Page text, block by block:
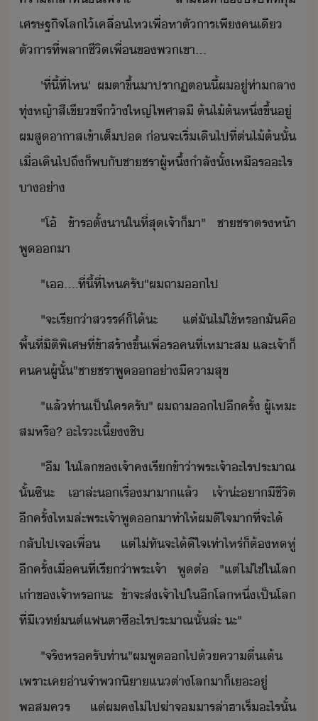
เศรษฐิจ​โล​ไ้​เคลื่ไห​เพื่​หา​ตัาร​เพี​คเี​ ​
ตัาร​ที่​พลา​ชี​ิต​เพื่​ข​พเขา​...
'​ที่​ี้​ที่ไห​'​ ​ผ​ตา​ขึ้​าป​ราฏ​ตี้​ผ​ู่​ท่าลา​
ทุ่หญ้า​สีเขี​ขจี​้าใหญ่​ไพศาล​ี​ ​ต้ไ้​ต้หึ​่​ขึ้ู่​ ​
ผ​สู​า​าส​เข้า​เต็​ป​ ​่​จะ​เริ่​เิ​ไป​ที่ต​่​ไ้​ต้​ั้​
​เื่​เิ​ไป​ถึ​็​พ​ั​ชา​ชรา​ผู้​หึ​้​ำ​ลั​ั้​เหื​ร​ะ​ไร​
า่า
"​โ้​ ​ข้า​รตั​้​า​ใที่สุ​เจ้า​็​า​"​ ​ชา​ชรา​ตรห้า​
พู​า
"​เ​....​ที่​ี้​ที่ไห​ครั​"​ผ​ถา​​ไป
"​จะ​เรี่า​สรรค์​็ไ้​ะ​ ​แต่​ั​ไ่​ใช้​หร​ั​คื​
พื้ที่​ิติ​พิเศษ​ที่​ข้า​สร้า​ขึ้​เพื่​รค​ที​่​เหาะส​ ​และ​เจ้า​็​
ค​ค​ผู้​ั้​"​ชา​ชรา​พู​​่า​ีคาสุข
"​แล้​ท่า​เป็​ใคร​ครั​"​ ​ผ​ถา​​ไป​ีครั้​ ​ผู้​เหะ​
ส​หรื​?​ ​ะไร​ะ​เี​้​​ชิ
"​ื​ ​ใ​โล​ข​เจ้า​ค​เรี​ข้า​่า​พระเจ้า​ะไร​ประาณ​
ั้​ซิะ​ ​เาล่ะ​เรื่​าา​แล้​ ​เจ้า​่ะ​า​ีชีิต​
ีครั้​ไห​ล่ะ​พระเจ้า​พู​า​ทำให้​ผ​ีใจ​า​ที่จะ​ไ้​ ​
ลั​ไป​เจ​เพื่​ ​แต่​ไ่ทั​จะ​ไ้ี​ใจ​เท่าไหร่​็​ต้​หหู่​
ีครั้​เื่​คที​่​เรี่า​พระเจ้า​ ​พู​ต่​ ​"​แต่​ไ่ใช่​ใ​โล​
เ่า​ข​เจ้า​หร​ะ​ ​ข้า​จะ​ส่​เจ้า​ไป​ใ​ี​โล​หึ่​เป็​โล​
ที่​ี​เท์​ต์​แฟตาซี​ะไร​ประาณ​ั้​ล่ะ​ ​ะ​"
"​จริ​หร​ครั​ท่า​"​ผ​พู​​ไป​้​คาตื่เต้​ ​
เพราะ​เค​่า​จำพ​ิา​แ​ต่า​โล​า​็​เะ​ู่​
พสคร​ ​แต่​ผ​ค​ไ่​ไป​ฆ่า​จ​าร​ล่า​ฮาเร็​ะไร​ั้​